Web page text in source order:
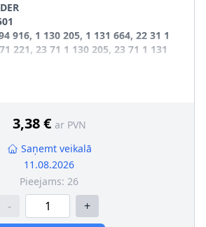
916, 1 130 205, 1 131 664, 22 31 1
221, 23 71 1 130 205, 23 71 1 131
3,38 € ar PVN
Saņemt veikalā
11.08.2026
Pieejams: 26
- +